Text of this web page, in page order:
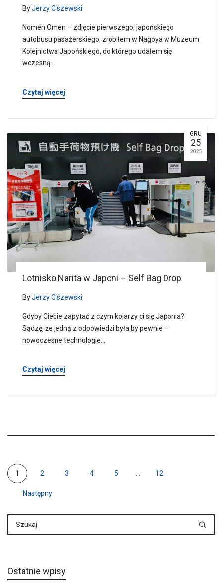
ByJerzy Ciszewski
Nomen Omen – zdjęcie pierwszego, japońskiego
autobusu pasażerskiego, zrobiłem w Nagoya w Muzeum
Kolejnictwa Japońskiego, do którego udałem się
wczesną…
Czytaj więcej
GRU
25
2025
Lotnisko Narita w Japoni – Self Bag Drop
ByJerzy Ciszewski
Gdyby Ciebie zapytać z czym kojarzy ci się Japonia?
Sądzę, że jedną z odpowiedzi była by pewnie –
nowoczesne technologie.…
Czytaj więcej
1 2 3 4 5 12
Następny
Ostatnie wpisy